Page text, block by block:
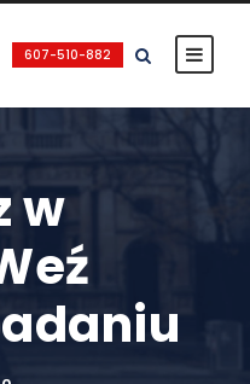
607-510-882
w